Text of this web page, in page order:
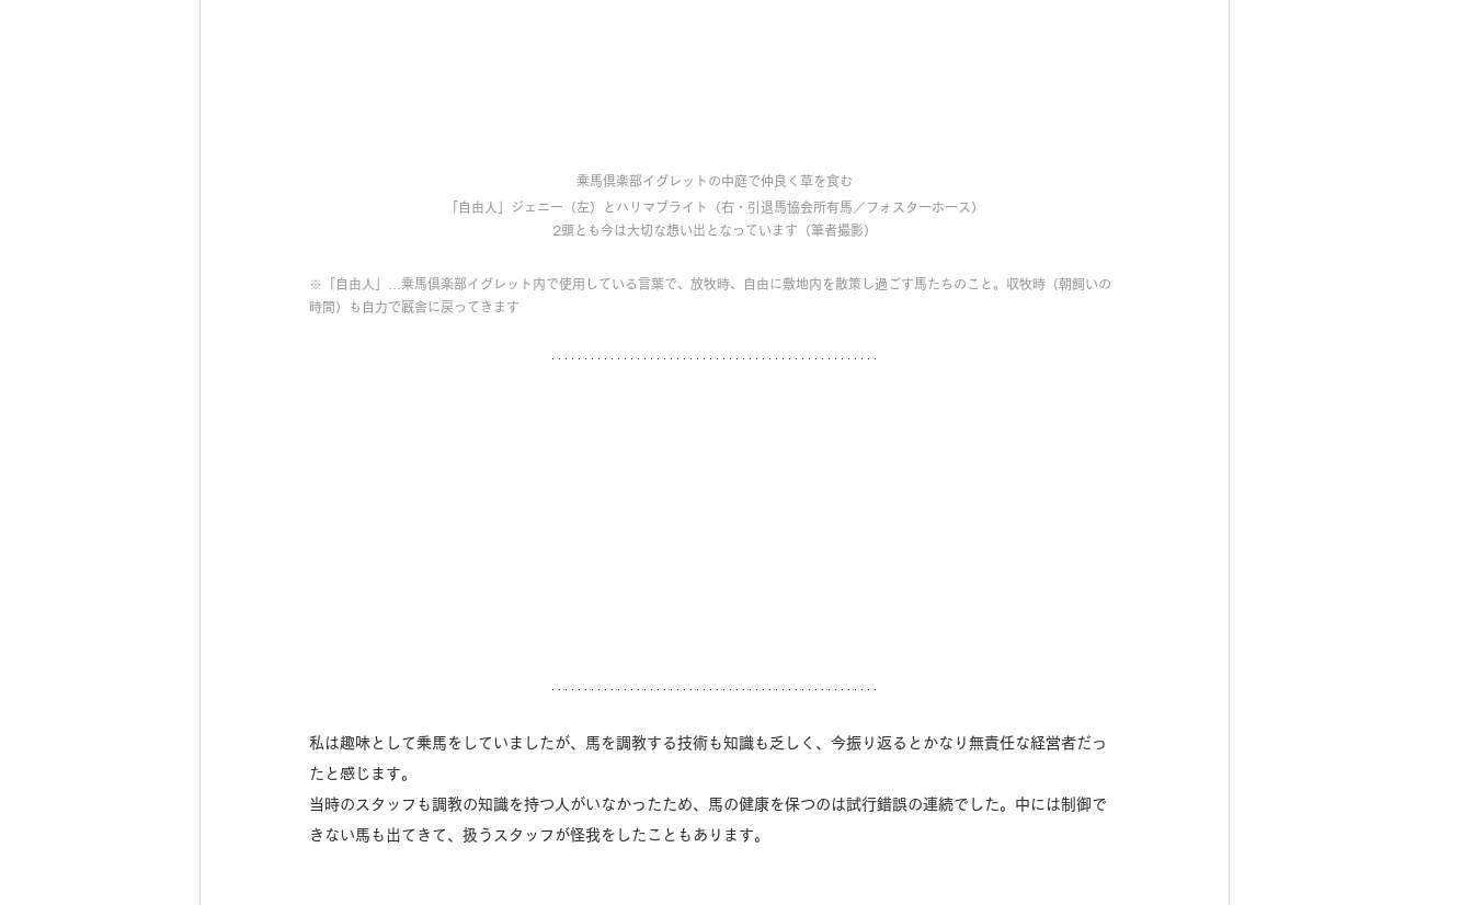
乗馬倶楽部イグレットの中庭で仲良く草を食む
「自由人」ジェニー（左）とハリマブライト（右・引退馬協会所有馬／フォスターホース）
2頭とも今は大切な想い出となっています（筆者撮影）
※「自由人」…乗馬倶楽部イグレット内で使用している言葉で、放牧時、自由に敷地内を散策し過ごす馬たちのこと。収牧時（朝飼いの
時間）も自力で厩舎に戻ってきます
私は趣味として乗馬をしていましたが、馬を調教する技術も知識も乏しく、今振り返るとかなり無責任な経営者だっ
たと感じます。
当時のスタッフも調教の知識を持つ人がいなかったため、馬の健康を保つのは試行錯誤の連続でした。中には制御で
きない馬も出てきて、扱うスタッフが怪我をしたこともあります。